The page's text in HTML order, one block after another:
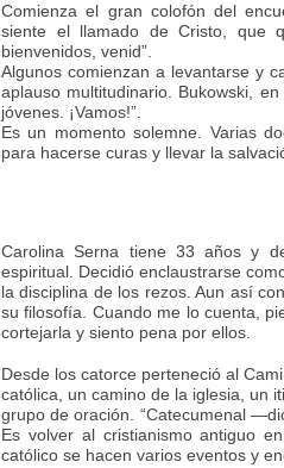
Comienza el gran colofón del
siente el llamado de Cristo, que
bienvenidos, venid”.
Algunos comienzan a levantarse y
aplauso multitudinario. Bukowski,
jóvenes. ¡Vamos!”.
Es un momento solemne. Varias
para hacerse curas y llevar la
Carolina Serna tiene 33 años y
espiritual. Decidió enclaustrarse
la disciplina de los rezos. Aun así
su filosofía. Cuando me lo cuenta,
cortejarla y siento pena por ellos.
Desde los catorce perteneció al
católica, un camino de la iglesia, un
grupo de oración. “Catecumenal
Es volver al cristianismo antiguo
católico se hacen varios eventos y